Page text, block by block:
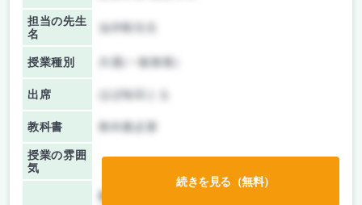
担当の先生
名
油井毅先生
授業種別 共通(一般教養)
出席 ほぼ毎回とる
教科書 教科書必要
授業の雰囲
気
前期/中間：
続きを見る（無料）